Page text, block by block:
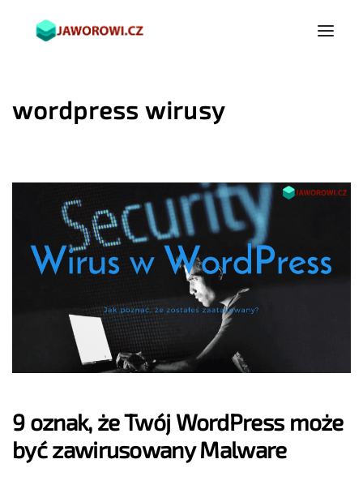
wordpress wirusy
9 oznak, że Twój WordPress może
być zawirusowany Malware